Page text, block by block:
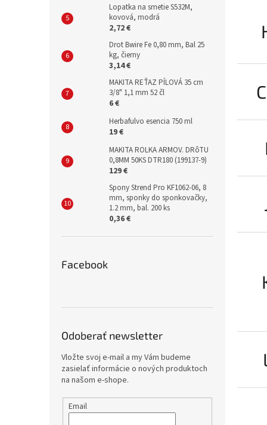
Lopatka na smetie S532M,
kovová, modrá
2,72 €
Drot Bwire Fe 0,80 mm, Bal 25
kg, čierny
3,14 €
MAKITA REŤAZ PÍLOVÁ 35 cm
3/8" 1,1 mm 52 čl
6 €
Herbafulvo esencia 750 ml
19 €
MAKITA ROLKA ARMOV. DRôTU
0,8MM 50KS DTR180 (199137-9)
129 €
Spony Strend Pro KF1062-06, 8
mm, sponky do sponkovačky,
1.2 mm, bal. 200 ks
0,36 €
Facebook
Odoberať newsletter
Vložte svoj e-mail a my Vám budeme
zasielať informácie o nových produktoch
na našom e-shope.
Email